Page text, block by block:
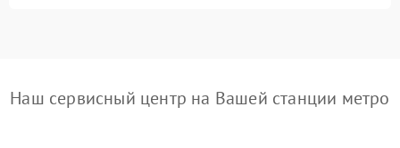
Наш сервисный центр на Вашей станции метро